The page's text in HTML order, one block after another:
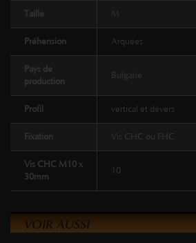
Taille M
Préhension Arquées
Pays de
production
Bulgarie
Profil vertical et dévers
Fixation Vis CHC ou FHC
Vis CHC M10 x
30mm
10
VOIR AUSSI